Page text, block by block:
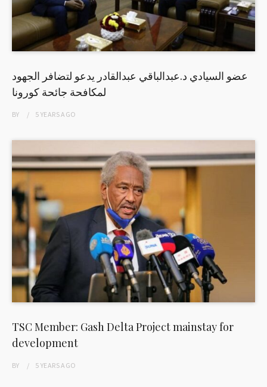
عضو السيادي د.عبدالباقي عبدالقادر يدعو لتضافر الجهود
لمكافحة جائحة كورونا
BY 5 YEARSAGO
TSC Member: Gash Delta Project mainstay for
development
BY 5 YEARSAGO